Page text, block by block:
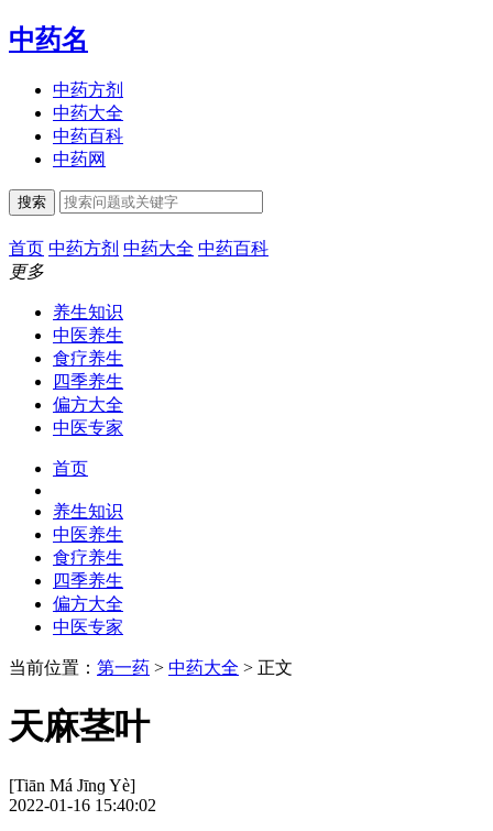
中药名
中药方剂
中药大全
中药百科
中药网
搜索
首页 中药方剂 中药大全 中药百科
更多
养生知识
中医养生
食疗养生
四季养生
偏方大全
中医专家
首页
养生知识
中医养生
食疗养生
四季养生
偏方大全
中医专家
当前位置： 第一药 > 中药大全 > 正文
天麻茎叶
[Tiān Má Jīnɡ Yè]
2022-01-16 15:40:02